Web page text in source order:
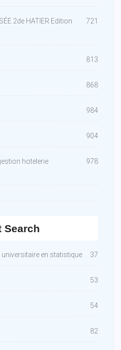
2de HATIER Edition
721
813
868
984
904
hotelerie
978
Search
en statistique 37
53
54
82